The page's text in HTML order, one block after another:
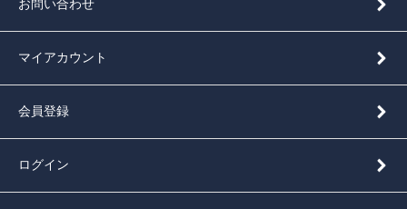
お問い合わせ
マイアカウント
会員登録
ログイン